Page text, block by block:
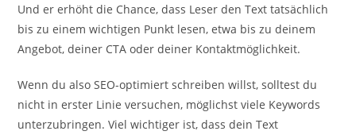
Und er erhöht die Chance, dass Leser den Text tatsächlich
bis zu einem wichtigen Punkt lesen, etwa bis zu deinem
Angebot, deiner CTA oder deiner Kontaktmöglichkeit.
Wenn du also SEO-optimiert schreiben willst, solltest du
nicht in erster Linie versuchen, möglichst viele Keywords
unterzubringen. Viel wichtiger ist, dass dein Text